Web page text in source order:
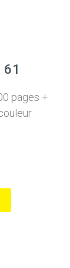
61
pages +